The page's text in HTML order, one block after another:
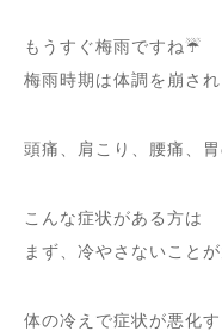
もうすぐ梅雨ですね☔
梅雨時期は体調を崩さ
頭痛、肩こり、腰痛、
こんな症状がある方は
まず、冷やさないこと
体の冷えで症状が悪化す